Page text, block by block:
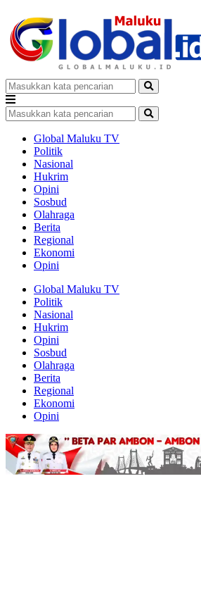
Global Maluku TV
Politik
Nasional
Hukrim
Opini
Sosbud
Olahraga
Berita
Regional
Ekonomi
Opini
Global Maluku TV
Politik
Nasional
Hukrim
Opini
Sosbud
Olahraga
Berita
Regional
Ekonomi
Opini